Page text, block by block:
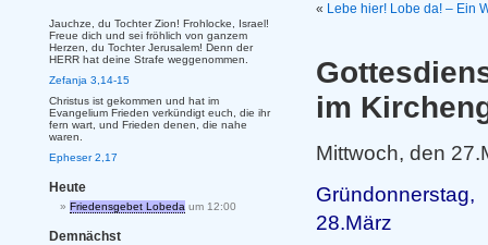
« Lebe hier! Lobe da! – Ein
im
Mittwoch, den
Jauchze, du Tochter Zion! Frohlocke, Israel!
Freue dich und sei fröhlich von ganzem
Herzen, du Tochter Jerusalem! Denn der
HERR hat deine Strafe weggenommen.
Zefanja 3,14-15
Christus ist gekommen und hat im
Evangelium Frieden verkündigt euch, die ihr
fern wart, und Frieden denen, die nahe
waren.
Epheser 2,17
Heute
Friedensgebet Lobeda um 12:00
Demnächst